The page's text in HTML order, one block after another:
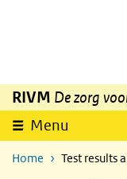
Overslaan en naar de
RIVM De zorg
Menu
Home Test results